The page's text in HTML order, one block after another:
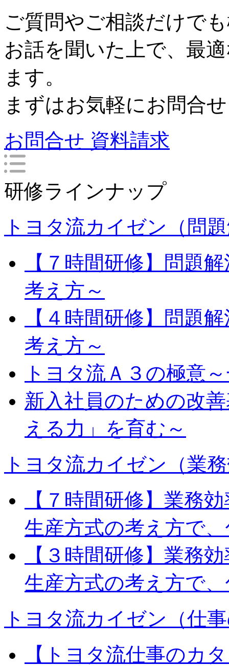
ご質問やご相談だけで
お話を聞いた上で、最
ます。
まずはお気軽にお問合
お問合せ 資料請求
研修ラインナップ
トヨタ流カイゼン（問
【７時間研修】問題
考え方～
【４時間研修】問題
考え方～
トヨタ流Ａ３の極意
新入社員のための改
える力」を育む～
トヨタ流カイゼン（業
【７時間研修】業務
生産方式の考え方で
【３時間研修】業務
生産方式の考え方で
トヨタ流カイゼン（仕
【トヨタ流仕事のカ